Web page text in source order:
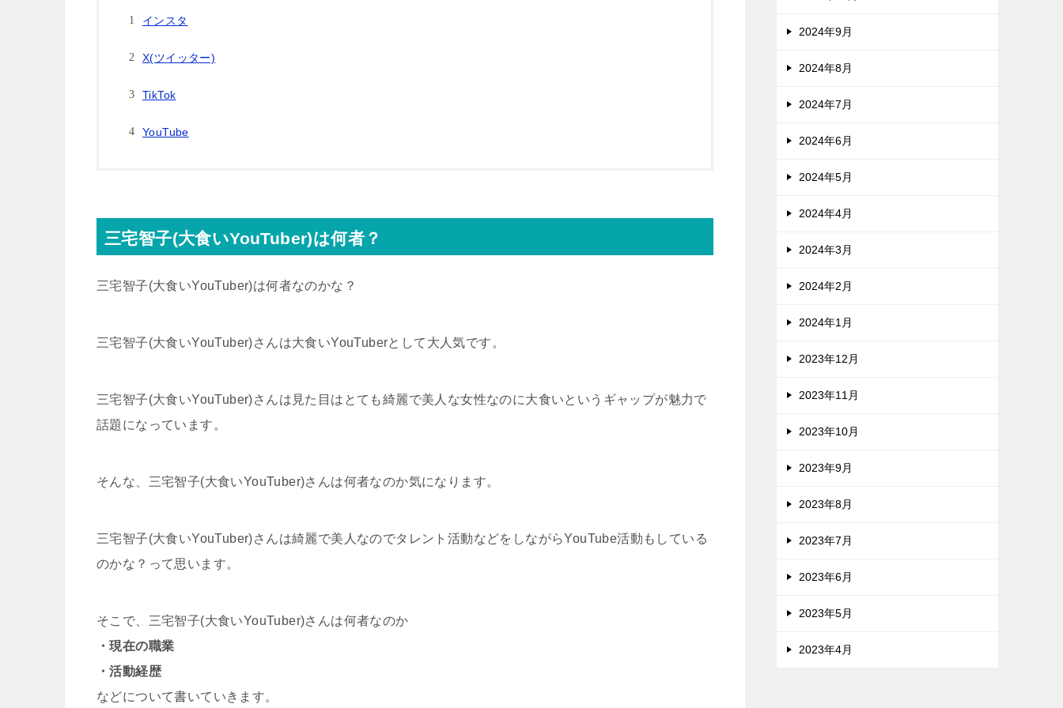
インスタ
X(ツイッター)
TikTok
YouTube
三宅智子(大食いYouTuber)は何者？
三宅智子(大食いYouTuber)は何者なのかな？
三宅智子(大食いYouTuber)さんは大食いYouTuberとして大人気です。
三宅智子(大食いYouTuber)さんは見た目はとても綺麗で美人な女性なのに大食いというギャップが魅力で
話題になっています。
そんな、三宅智子(大食いYouTuber)さんは何者なのか気になります。
三宅智子(大食いYouTuber)さんは綺麗で美人なのでタレント活動などをしながらYouTube活動もしている
のかな？って思います。
そこで、三宅智子(大食いYouTuber)さんは何者なのか
・現在の職業
・活動経歴
などについて書いていきます。
2024年9月
2024年8月
2024年7月
2024年6月
2024年5月
2024年4月
2024年3月
2024年2月
2024年1月
2023年12月
2023年11月
2023年10月
2023年9月
2023年8月
2023年7月
2023年6月
2023年5月
2023年4月